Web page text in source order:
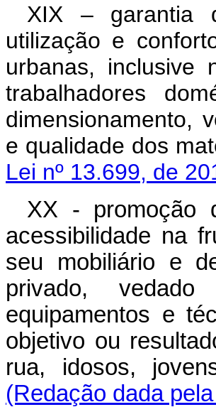
XIX – garantia
utilização e
urbanas,
trabalhadores
dimensionamento,
e qualidade dos
Lei nº 13.699, de
XX - promoção
acessibilidade na
seu mobiliário e
privado,
equipamentos e
objetivo ou
rua, idosos,
(Redação dada